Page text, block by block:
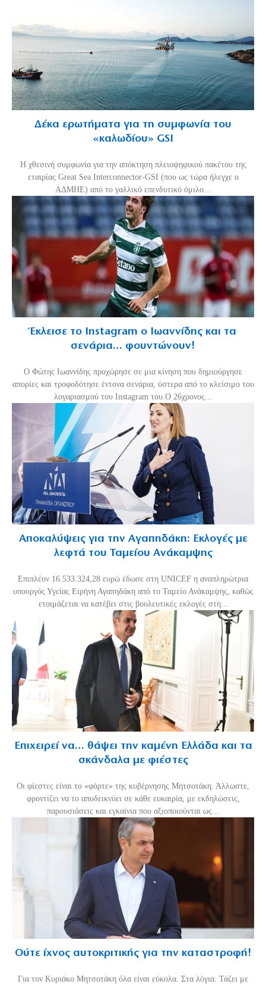
Δέκα ερωτήματα για τη συμφωνία του
«καλωδίου» GSI
Η χθεσινή συμφωνία για την απόκτηση πλειοψηφικού πακέτου της
εταιρίας Great Sea Interconnector-GSI (που ως τώρα ήλεγχε ο
ΑΔΜΗΕ) από το γαλλικό επενδυτικό όμιλο...
Έκλεισε το Instagram ο Ιωαννίδης και τα
σενάρια… φουντώνουν!
Ο Φώτης Ιωαννίδης προχώρησε σε μια κίνηση που δημιούργησε
απορίες και τροφοδότησε έντονα σενάρια, ύστερα από το κλείσιμο του
λογαριασμού του Instagram του.Ο 26χρονος...
Αποκαλύψεις για την Αγαπηδάκη: Εκλογές με
λεφτά του Ταμείου Ανάκαμψης
Επιπλέον 16.533.324,28 ευρώ έδωσε στη UNICEF η αναπληρώτρια
υπουργός Υγείας Ειρήνη Αγαπηδάκη από το Ταμείο Ανάκαμψης, καθώς
ετοιμάζεται να κατέβει στις βουλευτικές εκλογές στη...
Επιχειρεί να… θάψει την καμένη Ελλάδα και τα
σκάνδαλα με φιέστες
Οι φίεστες είναι το «φόρτε» της κυβέρνησης Μητσοτάκη. Άλλωστε,
φροντίζει να το αποδεικνύει σε κάθε ευκαιρία, με εκδηλώσεις,
παρουσιάσεις και εγκαίνια που αξιοποιούνται ως...
Ούτε ίχνος αυτοκριτικής για την καταστροφή!
Για τον Κυριάκο Μητσοτάκη όλα είναι εύκολα. Στα λόγια. Τάζει με